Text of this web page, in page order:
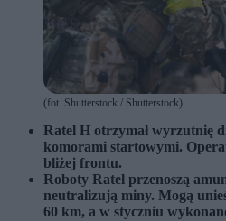
(fot. Shutterstock / Shutterstock)
Ratel H otrzymał wyrzutnię
komorami startowymi.
bliżej frontu.
Roboty Ratel przenoszą
neutralizują miny. Mogą
60 km, a w styczniu